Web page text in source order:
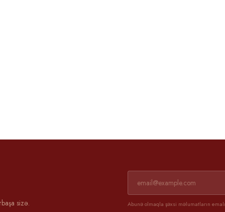
sizə. Abunə olmaqla şəxsi məlumatların